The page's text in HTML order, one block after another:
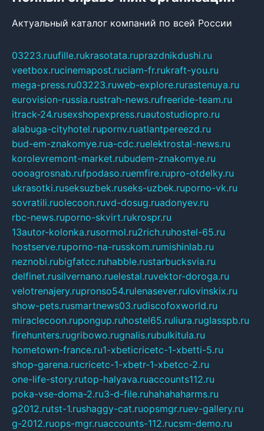
Актуальный каталог компаний по всей России
03223.ruufille.rukrasotata.ruprazdnikdushi.ru
veetbox.rucinemapost.ruciam-fr.rukraft-you.ru
mega-press.ru03223.ruweb-explore.rurastenuya.ru
eurovision-russia.rustrah-news.rufreeride-team.ru
itrack-24.rusexshopexpress.ruautostudiopro.ru
alabuga-cityhotel.rupornv.ruatlantpereezd.ru
bud-em-znakomye.rua-cdc.ruelektrostal-news.ru
korolevremont-market.rubudem-znakomye.ru
oooagrosnab.rufpodaso.ruemfire.rupro-otdelky.ru
ukrasotki.ruseksuzbek.ruseks-uzbek.ruporno-vk.ru
sovratili.ruolecoon.ruvd-dosug.ruadonyev.ru
rbc-news.ruporno-skvirt.rukrospr.ru
13autor-kolonka.rusormol.ru2rich.ruhostel-65.ru
hostserve.ruporno-na-russkom.rumishinlab.ru
neznobi.rubigfatcc.ruhabble.rustarbucksvia.ru
delfinet.rusilvernano.ruelestal.ruvektor-doroga.ru
velotrenajery.rupronso54.rulenasever.rulovinskix.ru
show-pets.rusmartnews03.rudiscofoxworld.ru
miraclecoon.rupongup.ruhostel65.ruliura.ruglasspb.ru
firehunters.rugribowo.rugnalis.rubulkitula.ru
hometown-france.ru1-xbeticricetc-1-xbetti-5.ru
shop-garena.rucricetc-1-xbetr-1-xbetcc-2.ru
one-life-story.rutop-halyava.ruaccounts112.ru
poka-vse-doma-2.ru3-d-file.ruhahahaharms.ru
g2012.rutst-1.rushaggy-cat.ruopsmgr.ruev-gallery.ru
g-2012.ruops-mgr.ruaccounts-112.rucsm-demo.ru